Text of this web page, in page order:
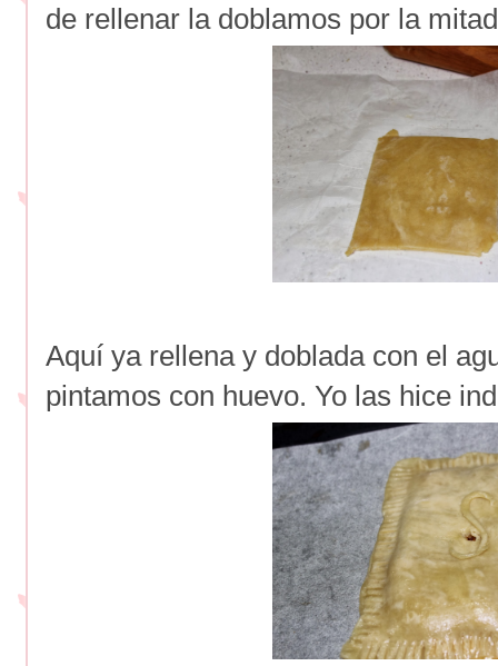
de rellenar la doblamos por la mitad
Aquí ya rellena y doblada con el
pintamos con huevo. Yo las hice